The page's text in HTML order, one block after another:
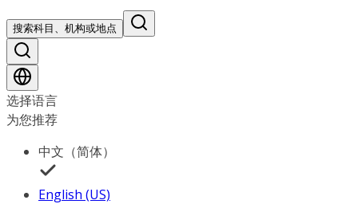
搜索科目、机构或地点
选择语言
为您推荐
中文（简体）
English (US)